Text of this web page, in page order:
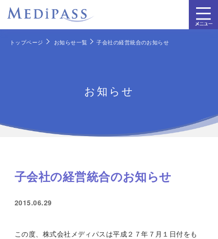
トップページ お知らせ一覧 子会社の経営統合のお知らせ
お知らせ
子会社の経営統合のお知らせ
2015.06.29
この度、株式会社メディパスは平成２７年７月１日付をも